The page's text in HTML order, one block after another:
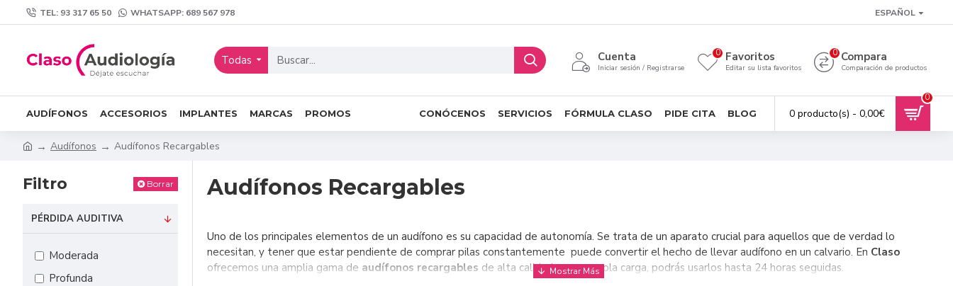
TEL: 93 317 65 50 WHATSAPP: 689 567 978 ESPAÑOL
Todas Cuenta
Iniciar sesión / Registrarse
Favoritos
Editar su lista favoritos
0 Compara
Comparación de productos
0
AUDÍFONOS ACCESORIOS IMPLANTES MARCAS PROMOS CONÓCENOS SERVICIOS FÓRMULA CLASO PIDE CITA BLOG 0 producto(s) - 0,00€
0
Audífonos Audífonos Recargables
Filtro Borrar
PÉRDIDA AUDITIVA
Moderada
Profunda
Audífonos Recargables
Uno de los principales elementos de un audífono es su capacidad de autonomía. Se trata de un aparato crucial para aquellos que de verdad lo
necesitan, y tener que estar pendiente de comprar pilas constantemente puede convertir el hecho de llevar audífono en un calvario. En Claso
ofrecemos una amplia gama de audífonos recargables de alta calidad; con una sola carga, podrás usarlos hasta 24 horas seguidas.